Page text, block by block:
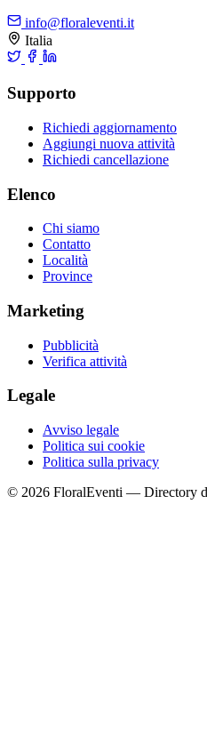
info@floraleventi.it
Italia
Supporto
Richiedi aggiornamento
Aggiungi nuova attività
Richiedi cancellazione
Elenco
Chi siamo
Contatto
Località
Province
Marketing
Pubblicità
Verifica attività
Legale
Avviso legale
Politica sui cookie
Politica sulla privacy
© 2026 FloralEventi — Directory